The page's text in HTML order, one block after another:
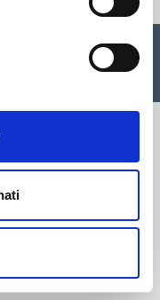
Roma C.F. P.IVA.
1156390 Cap. sociale